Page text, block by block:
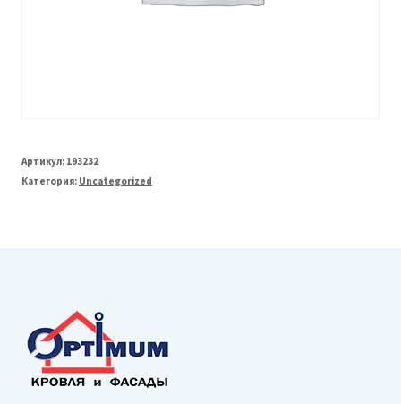
Артикул: 193232
Категория: Uncategorized